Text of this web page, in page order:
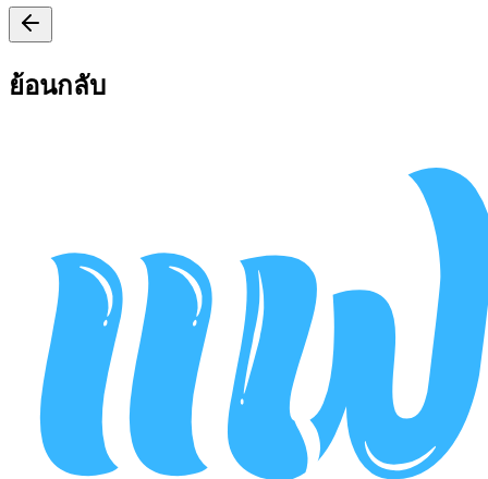
ย้อนกลับ